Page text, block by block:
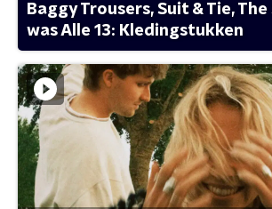
Baggy Trousers, Suit & Tie,
was Alle 13: Kledingstukken